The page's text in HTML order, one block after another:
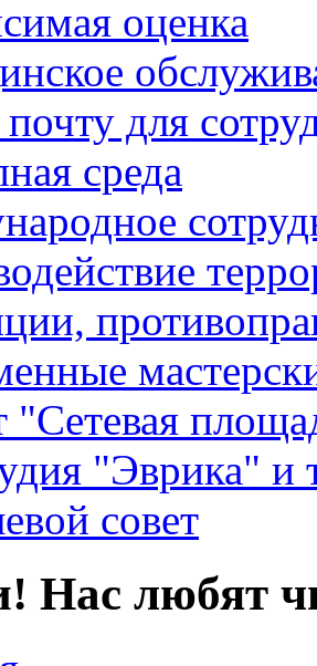
оценка
для
среда
"Сетевая
"Эврика" и
совет
Нас любят